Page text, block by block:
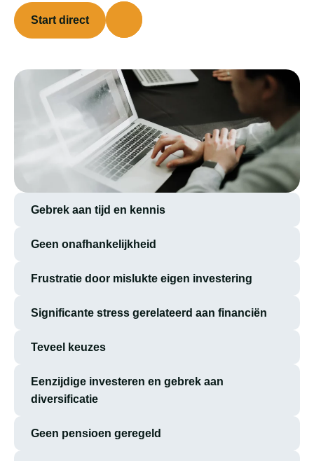
Start direct
Gebrek aan tijd en kennis
Geen onafhankelijkheid
Frustratie door mislukte eigen investering
Significante stress gerelateerd aan financiën
Teveel keuzes
Eenzijdige investeren en gebrek aan
diversificatie
Geen pensioen geregeld